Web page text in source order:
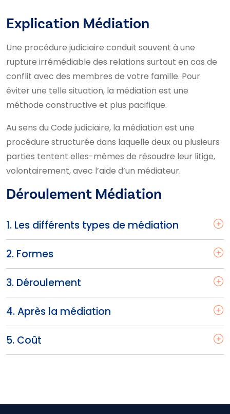
Explication Médiation
Une procédure judiciaire conduit souvent à une
rupture irrémédiable des relations surtout en cas de
conflit avec des membres de votre famille. Pour
éviter une telle situation, la médiation est une
méthode constructive et plus pacifique.
Au sens du Code judiciaire, la médiation est une
procédure structurée dans laquelle deux ou plusieurs
parties tentent elles-mêmes de résoudre leur litige,
volontairement, avec l’aide d’un médiateur.
Déroulement Médiation
1. Les différents types de médiation
2. Formes
3. Déroulement
4. Après la médiation
5. Coût